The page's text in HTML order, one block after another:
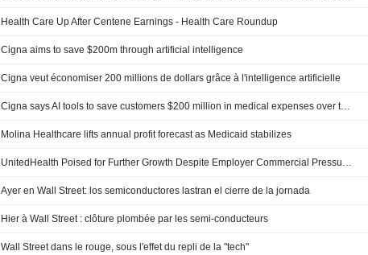
Health Care Up After Centene Earnings - Health Care Roundup
Cigna aims to save $200m through artificial intelligence
Cigna veut économiser 200 millions de dollars grâce à l'intelligence artificielle
Cigna says AI tools to save customers $200 million in medical expenses over three years
Molina Healthcare lifts annual profit forecast as Medicaid stabilizes
UnitedHealth Poised for Further Growth Despite Employer Commercial Pressure, RBC Says
Ayer en Wall Street: los semiconductores lastran el cierre de la jornada
Hier à Wall Street : clôture plombée par les semi-conducteurs
Wall Street dans le rouge, sous l'effet du repli de la "tech"